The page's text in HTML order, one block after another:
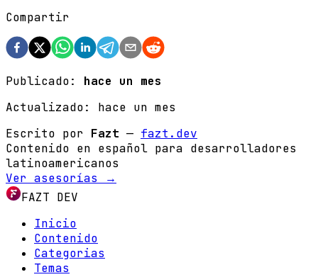
Compartir
Publicado:
hace un mes
Actualizado: hace un mes
Escrito por Fazt — fazt.dev
Contenido en español para desarrolladores
latinoamericanos
Ver asesorías →
FAZT DEV
Inicio
Contenido
Categorias
Temas